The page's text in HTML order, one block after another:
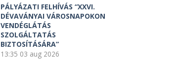
PÁLYÁZATI FELHÍVÁS “XXVI.
DÉVAVÁNYAI VÁROSNAPOKON
VENDÉGLÁTÁS
SZOLGÁLTATÁS
BIZTOSÍTÁSÁRA”
13:35 03 aug 2026